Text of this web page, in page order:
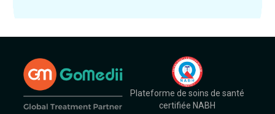
Plateforme de soins de santé
certifiée NABH